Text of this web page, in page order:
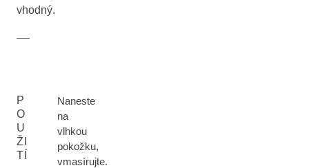
vhodný.
P
O
U
ŽI
TÍ
Naneste
na
vlhkou
pokožku,
vmasírujte.